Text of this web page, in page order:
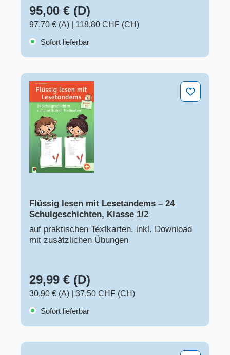
95,00 € (D)
97,70 € (A)
118,80 CHF (CH)
Sofort lieferbar
Flüssig lesen mit Lesetandems – 24
Flüssig lesen mit Lesetandems – 24
Schulgeschichten, Klasse 1/2
auf praktischen Textkarten, inkl. Download
mit zusätzlichen Übungen
29,99 € (D)
30,90 € (A)
37,50 CHF (CH)
Sofort lieferbar